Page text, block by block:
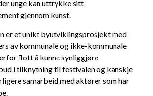
unge kan uttrykke sitt
gjennom kunst.
er et unikt byutviklingsprosjekt med
av kommunale og ikke-kommunale
flott å kunne synliggjøre
i tilknytning til festivalen og kanskje
samarbeid med aktører som har